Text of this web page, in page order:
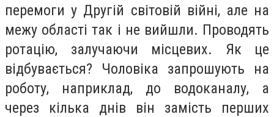
перемоги у Другій світовій війні, але на
межу області так і не вийшли. Проводять
ротацію, залучаючи місцевих. Як це
відбувається? Чоловіка запрошують на
роботу, наприклад, до водоканалу, а
через кілька днів він замість перших